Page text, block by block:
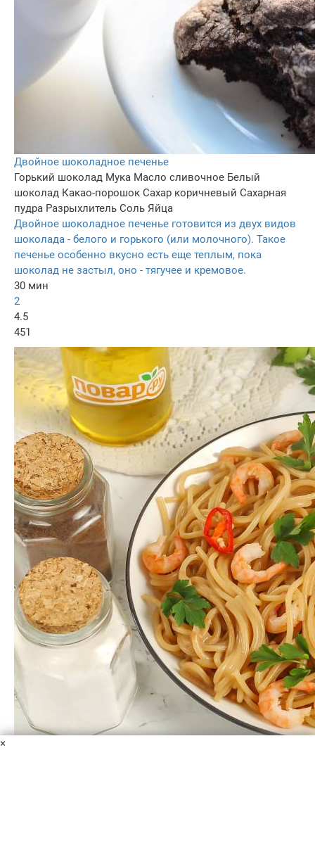
Двойное шоколадное печенье
Горький шоколад Мука Масло сливочное Белый
шоколад Какао-порошок Сахар коричневый Сахарная
пудра Разрыхлитель Соль Яйца
Двойное шоколадное печенье готовится из двух видов
шоколада - белого и горького (или молочного). Такое
печенье особенно вкусно есть еще теплым, пока
шоколад не застыл, оно - тягучее и кремовое.
30 мин
2
4.5
451
×